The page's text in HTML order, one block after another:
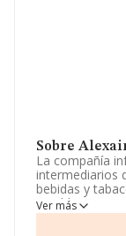
Sobre
La compañía
intermediarios
bebidas y
inscrita en el
Ver más